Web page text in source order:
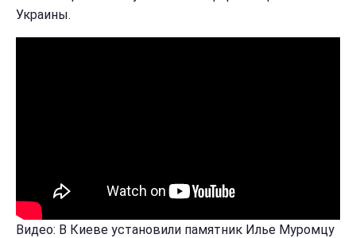
Украины.
Видео: В Киеве установили памятник Илье Муромцу